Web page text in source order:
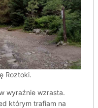
Roztoki.
wyraźnie wzrasta.
którym trafiam na